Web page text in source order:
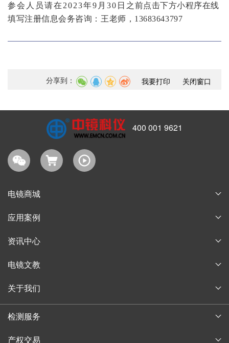
参会人员请在 2023年9月30日 之前点击下方小程序在线
填写注册信息会务咨询：王老师，13683643797
分享到： 我要打印 关闭窗口
400 001 9621
电镜商城
耗材商城
应用案例
论文案例
资讯中心
企业新闻
中镜讲堂
电镜文教
电子显微镜博物馆
电子显微镜教育
实验技术培训
关于我们
检测服务
中科百测
产权交易